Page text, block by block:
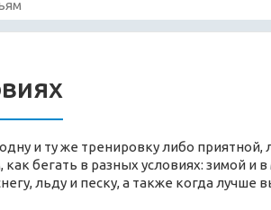
и ту же тренировку либо приятной,
бегать в разных условиях: зимой и в
льду и песку, а также когда лучше